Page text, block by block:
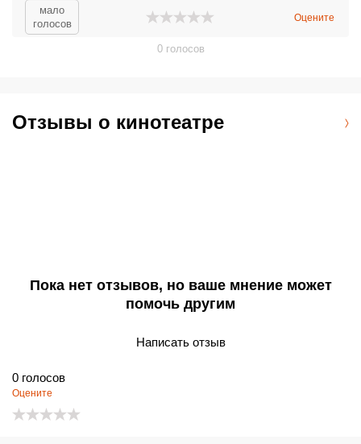
мало
голосов
Оцените
0голосов
Отзывы о кинотеатре
Пока нет отзывов, но ваше мнение может
помочь другим
Написать отзыв
0 голосов
Оцените